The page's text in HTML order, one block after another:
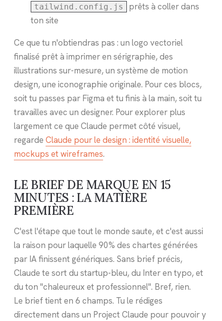
tailwind.config.js
prêts à coller dans
ton site
Ce que tu n'obtiendras pas : un logo vectoriel
finalisé prêt à imprimer en sérigraphie, des
illustrations sur-mesure, un système de motion
design, une iconographie originale. Pour ces blocs,
soit tu passes par Figma et tu finis à la main, soit tu
travailles avec un designer. Pour explorer plus
largement ce que Claude permet côté visuel,
regarde Claude pour le design : identité visuelle,
mockups et wireframes.
LE BRIEF DE MARQUE EN 15
MINUTES : LA MATIÈRE
PREMIÈRE
C'est l'étape que tout le monde saute, et c'est aussi
la raison pour laquelle 90% des chartes générées
par IA finissent génériques. Sans brief précis,
Claude te sort du startup-bleu, du Inter en typo, et
du ton "chaleureux et professionnel". Bref, rien.
Le brief tient en 6 champs. Tu le rédiges
directement dans un Project Claude pour pouvoir y